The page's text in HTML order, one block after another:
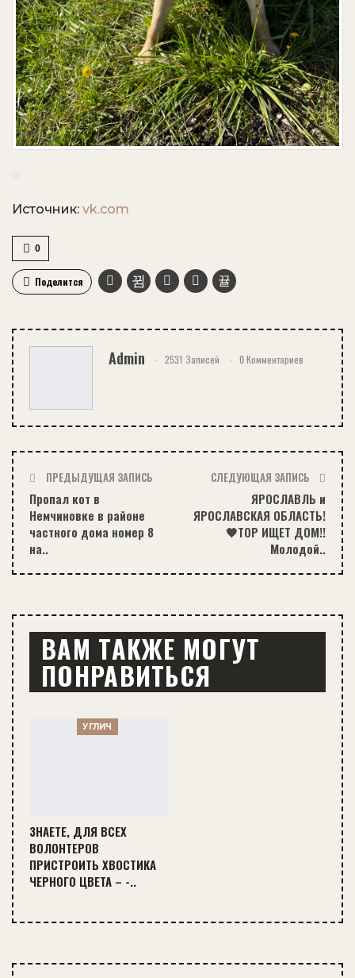
Источник: vk.com
0
Поделится
Admin 2531 Записей 0 Комментариев
ПРЕДЫДУЩАЯ ЗАПИСЬ
Пропал кот в
Немчиновке в районе
частного дома номер 8
на..
СЛЕДУЮЩАЯ ЗАПИСЬ
ЯРОСЛАВЛЬ и
ЯРОСЛАВСКАЯ ОБЛАСТЬ!
🧡ТОР ИЩЕТ ДОМ!!
Молодой..
ВАМ ТАКЖЕ МОГУТ
ПОНРАВИТЬСЯ
УГЛИЧ
ЗНАЕТЕ, ДЛЯ ВСЕХ
ВОЛОНТЕРОВ
ПРИСТРОИТЬ ХВОСТИКА
ЧЕРНОГО ЦВЕТА – -..